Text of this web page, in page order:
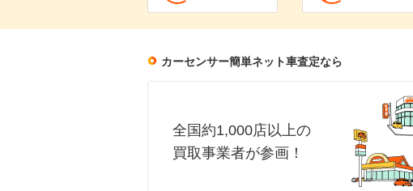
カーセンサー簡単ネット車査定なら
全国約1,000店以上の
買取事業者が参画！